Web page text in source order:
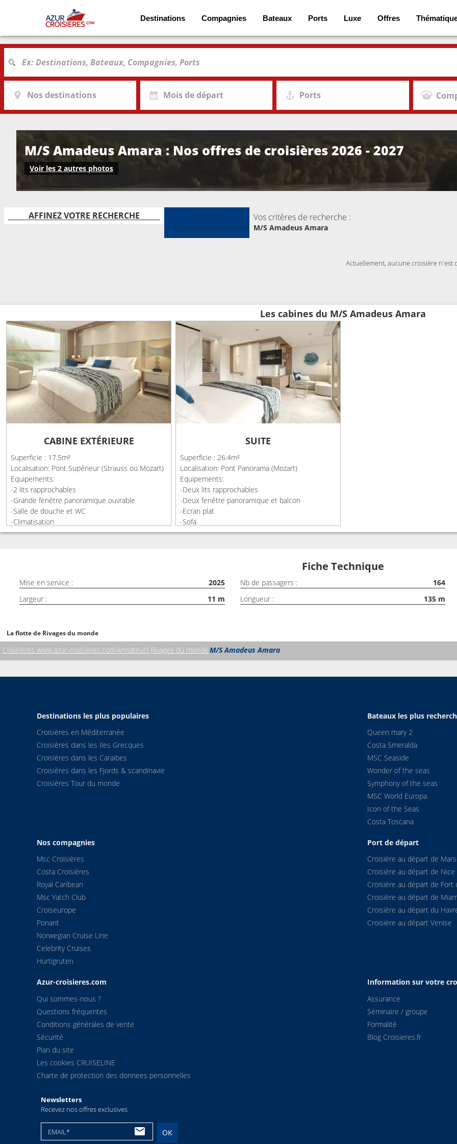
Destinations Compagnies Bateaux Ports Luxe Offres
Nos destinations Mois de départ Ports
M/S Amadeus Amara : Nos offres de croisières 2026 - 2027
Voir les 2 autres photos
AFFINEZ VOTRE RECHERCHE Vos critères de recherche :
M/S Amadeus Amara
Actuellement, aucune croisière n'est
Les cabines du M/S Amadeus Amara
CABINE EXTÉRIEURE
Superficie : 17.5m²
Localisation: Pont Supérieur (Strauss ou Mozart)
Equipements:
-2 lits rapprochables
-Grande fenêtre panoramique ouvrable
-Salle de douche et WC
-Climatisation
-Ecran plat
-Dressing
SUITE
Superficie : 26.4m²
Localisation: Pont Panorama (Mozart)
Equipements:
-Deux lits rapprochables
-Deux fenêtre panoramique et balcon
-Ecran plat
-Sofa
-Peignoirs
-Sèche-cheveux
-Coffre-fort
Fiche Technique
Mise en service : 2025 Nb de passagers : 164
Largeur :
11 m Longueur : 135 m
La flotte de Rivages du monde
Croisières www.azur-croisieres.comArmateurs Rivages du mondeM/S Amadeus Amara
Destinations les plus populaires
Croisières en Méditerranée
Croisières dans les Iles Grecques
Croisières dans les Caraibes
Croisières dans les Fjords & scandinavie
Croisières Tour du monde
Bateaux les plus
Queen mary 2
Costa Smeralda
MSC Seaside
Wonder of the seas
Symphony of the seas
MSC World Europa
Icon of the Seas
Costa Toscana
Nos compagnies
Msc Croisières
Costa Croisières
Royal Caribean
Msc Yatch Club
Croiseurope
Ponant
Norwegian Cruise Line
Celebrity Cruises
Hurtigruten
Port de départ
Croisière au départ de
Croisière au départ de Nice
Croisière au départ de Fort
Croisière au départ de
Croisière au départ du
Croisière au départ Venise
Azur-croisieres.com
Qui sommes-nous ?
Questions fréquentes
Conditions générales de vente
Sécurité
Plan du site
Les cookies CRUISELINE
Charte de protection des donnees personnelles
Information sur votre
Assurance
Séminaire / groupe
Formalité
Blog Croisieres.fr
Newsletters
Recevez nos offres exclusives
EMAIL* OK